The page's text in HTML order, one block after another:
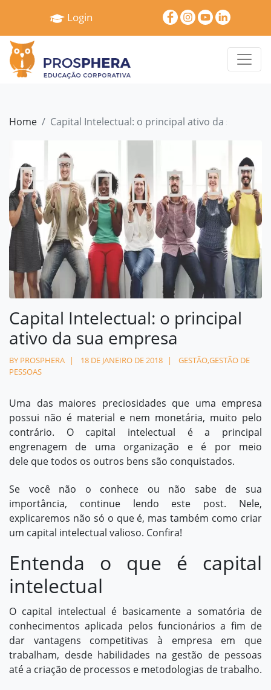
Home
Quem
Gestão
Cases
e
Depoimentos
Contato
contato@prosphera.com.br
Login
Home Capital Intelectual: o principal ativo da sua
Capital Intelectual: o principal
ativo da sua empresa
BY PROSPHERA 18 DE JANEIRO DE 2018 GESTÃO,GESTÃO DE
PESSOAS
Uma das maiores preciosidades que uma empresa
possui não é material e nem monetária, muito pelo
contrário. O capital intelectual é a principal
engrenagem de uma organização e é por meio
dele que todos os outros bens são conquistados.
Se você não o conhece ou não sabe de sua
importância, continue lendo este post. Nele,
explicaremos não só o que é, mas também como criar
um capital intelectual valioso. Confira!
Entenda o que é capital
intelectual
O capital intelectual é basicamente a somatória de
conhecimentos aplicada pelos funcionários a fim de
dar vantagens competitivas à empresa em que
trabalham, desde habilidades na gestão de pessoas
até a criação de processos e metodologias de trabalho.